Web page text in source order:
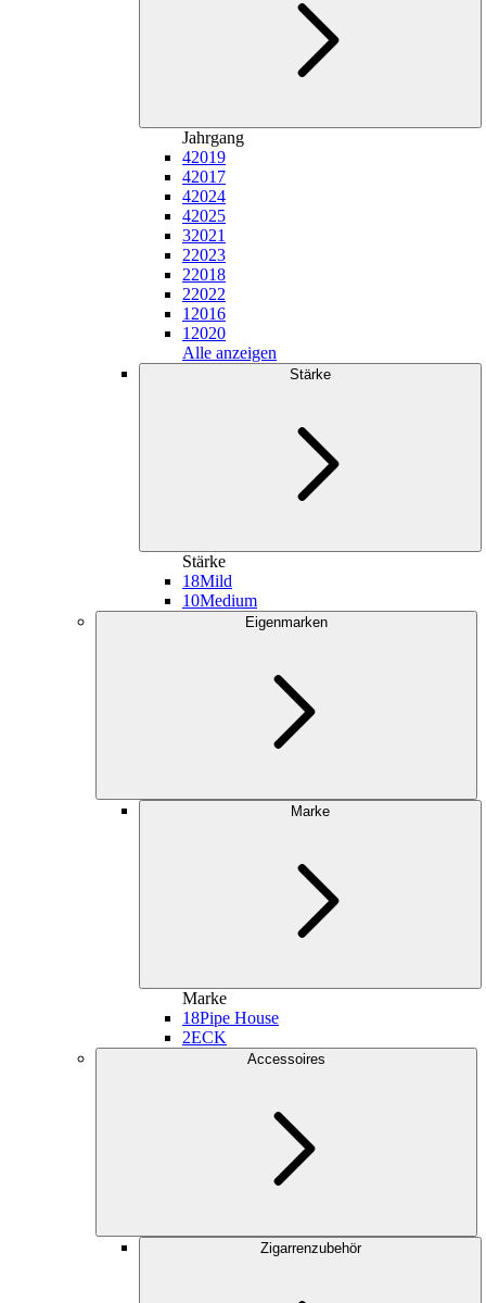
Jahrgang
42019
42017
42024
42025
32021
22023
22018
22022
1 2016
1 2020
Alle anzeigen
Stärke
Stärke
18Mild
10Medium
Eigenmarken
Marke
Marke
18Pipe House
2ECK
Accessoires
Zigarrenzubehör